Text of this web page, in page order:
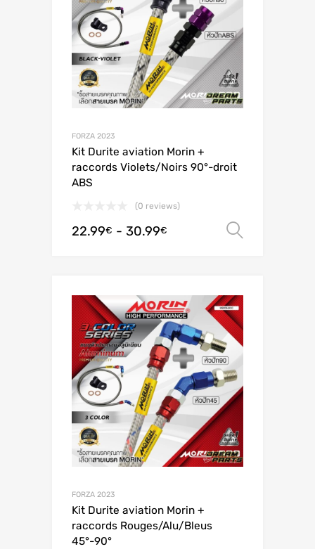
FORZA 2023
Kit Durite aviation Morin +
raccords Violets/Noirs 90°-droit
ABS
(0 reviews)
22.99€ - 30.99€
FORZA 2023
Kit Durite aviation Morin +
raccords Rouges/Alu/Bleus
45°-90°